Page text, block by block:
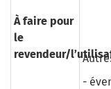
À faire pour
le
revendeur/
-